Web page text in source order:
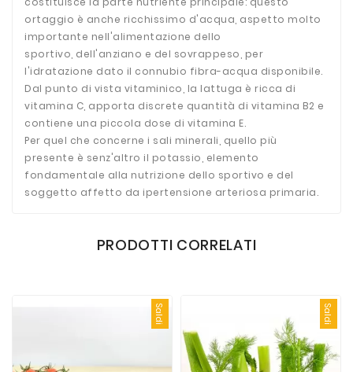
ortaggio è anche ricchissimo d'acqua, aspetto molto
importante nell'alimentazione dello
sportivo, dell'anziano e del sovrappeso, per
l'idratazione dato il connubio fibra-acqua disponibile.
Dal punto di vista vitaminico, la lattuga è ricca di
vitamina C, apporta discrete quantità di vitamina B2 e
contiene una piccola dose di vitamina E.
Per quel che concerne i sali minerali, quello più
presente è senz'altro il potassio, elemento
fondamentale alla nutrizione dello sportivo e del
soggetto affetto da ipertensione arteriosa primaria.
PRODOTTI CORRELATI
Saldi Saldi